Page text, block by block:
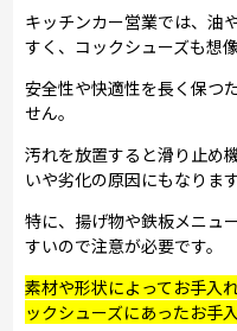
キッチンカー営業では、油
すく、コックシューズも想
安全性や快適性を長く保つ
せん。
汚れを放置すると滑り止め
いや劣化の原因にもなります
特に、揚げ物や鉄板メニュ
すいので注意が必要です。
素材や形状によってお手入
ックシューズにあったお手